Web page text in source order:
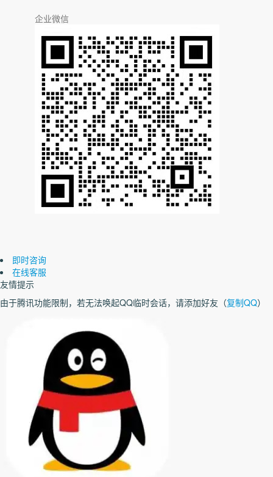
企业微信
即时咨询
在线客服
友情提示
由于腾讯功能限制，若无法唤起QQ临时会话，请添加好友（复制QQ）